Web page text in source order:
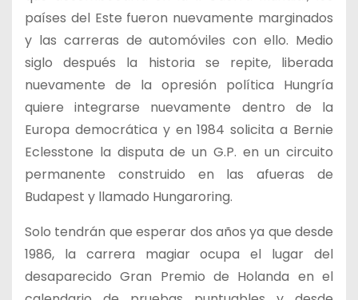
países del Este fueron nuevamente marginados
y las carreras de automóviles con ello. Medio
siglo después la historia se repite, liberada
nuevamente de la opresión política Hungría
quiere integrarse nuevamente dentro de la
Europa democrática y en 1984 solicita a Bernie
Eclesstone la disputa de un G.P. en un circuito
permanente construido en las afueras de
Budapest y llamado Hungaroring.
Solo tendrán que esperar dos años ya que desde
1986, la carrera magiar ocupa el lugar del
desaparecido Gran Premio de Holanda en el